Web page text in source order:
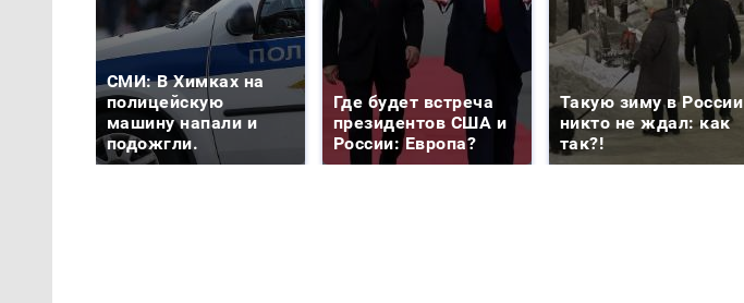
СМИ: В Химках на
полицейскую
машину напали и
подожгли.
Где будет встреча
президентов США и
России: Европа?
Такую зиму в России
никто не ждал: как
так?!